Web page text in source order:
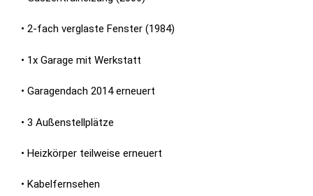
• 2-fach verglaste Fenster (1984)
• 1x Garage mit Werkstatt
• Garagendach 2014 erneuert
• 3 Außenstellplätze
• Heizkörper teilweise erneuert
• Kabelfernsehen